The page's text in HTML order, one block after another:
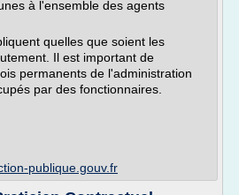
à l'ensemble des agents
quelles que soient les
Il est important de
permanents de l'administration
par des fonctionnaires.
publique.gouv.fr